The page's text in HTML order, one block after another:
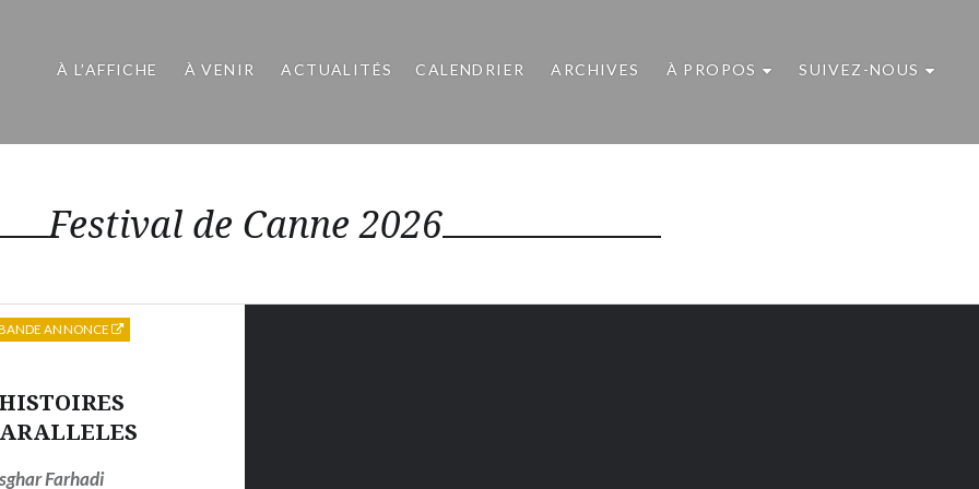
À L’AFFICHE À VENIR ACTUALITÉS CALENDRIER ARCHIVES À PROPOS SUIVEZ-NOUS
Festival de Canne 2026
HISTOIRES
Farhadi
ANNONCE